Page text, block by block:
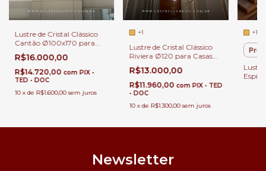
Lustre de Cristal Clássico
Cantão Ø100x170 para
Sala de Jantar, Sala de
Estar, Escadas, Pé Direito
Duplo e Alto.
R$16.000,00
R$14.720,00 com PIX •
TED • DOC
10 xde R$1.600,00 sem juros
+1
Lustre de Cristal Clássico
Riviera Ø120 para Casas
com Pé Direito Duplo
R$13.000,00
R$11.960,00 com PIX • TED
• DOC
10 xde R$1.300,00 sem juros
+1
Newsletter